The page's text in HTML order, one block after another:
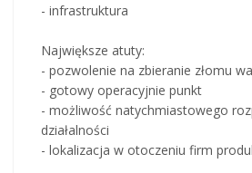
- infrastruktura
Największe atuty:
- pozwolenie na zbieranie złomu
- gotowy operacyjnie punkt
- możliwość natychmiastowego
działalności
- lokalizacja w otoczeniu firm